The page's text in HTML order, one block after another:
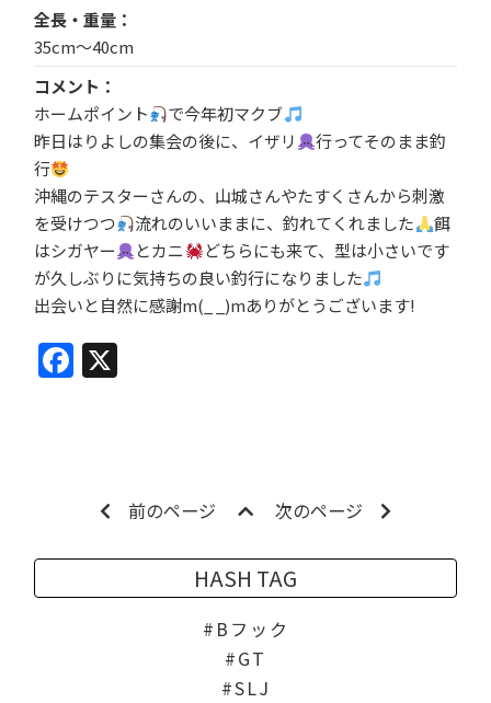
全長・重量
35cm〜40cm
コメント
ホームポイント
で今年初マクブ
昨日はりよしの集会の後に、イザリ
行ってそのまま釣
行
沖縄のテスターさんの、山城さんやたすくさんから刺激
を受けつつ
流れのいいままに、釣れてくれました
餌
はシガヤー
とカニ
どちらにも来て、型は小さいです
が久しぶりに気持ちの良い釣行になりました
出会いと自然に感謝m(_ _)mありがとうございます!
Facebook
前のページ 次のページ
HASH TAG
Bフック
GT
SLJ